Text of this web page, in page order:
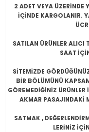
2 ADET VEYA ÜZERİNDE
İÇİNDE KARGOLANIR.
SATILAN ÜRÜNLER ALICI
SAAT
SİTEMİZDE
BİR BÖLÜMÜNÜ
GÖREMEDİĞİNİZ
AKMAR PASAJINDAKİ
SATMAK ,
LERİNİZ